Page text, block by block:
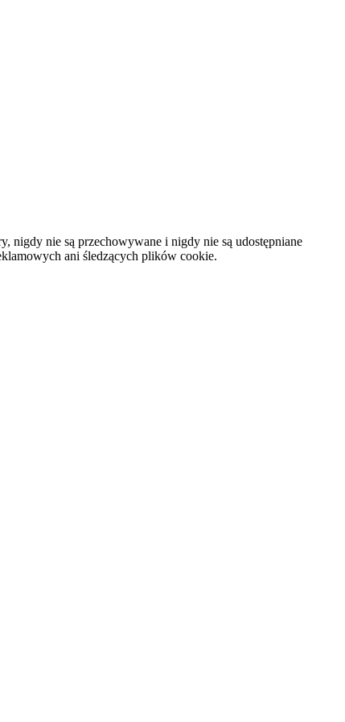
nigdy nie są przechowywane i nigdy nie są udostępniane
ani śledzących plików cookie.